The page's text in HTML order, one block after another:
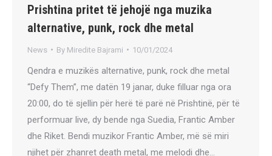
Prishtina pritet të jehojë nga muzika
alternative, punk, rock dhe metal
News By Miredite Bajrami 10/01/2024
Qendra e muzikës alternative, punk, rock dhe metal
“Defy Them”, me datën 19 janar, duke filluar nga ora
20:00, do të sjellin për herë të parë në Prishtinë, për të
performuar live, dy bende nga Suedia, Frantic Amber
dhe Riket. Bendi muzikor Frantic Amber, më së miri
njihet për zhanret death metal, me melodi dhe…